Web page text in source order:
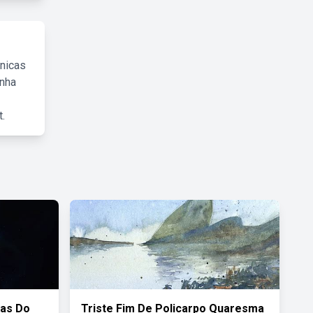
Do Triste Fim De Policarpo Quaresma